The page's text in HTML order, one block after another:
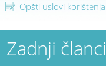
Opšti uslovi korištenja
Zadnji članci